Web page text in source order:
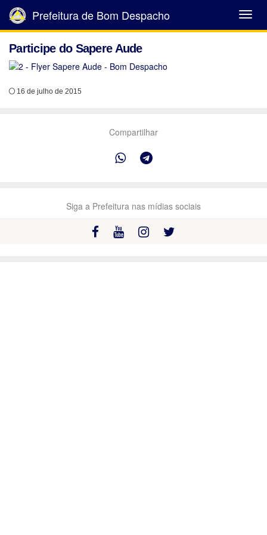
Abrir
Menu
Prefeitura de Bom Despacho
Participe do Sapere Aude
16 de julho de 2015
Compartilhar
Siga a Prefeitura nas mídias sociais